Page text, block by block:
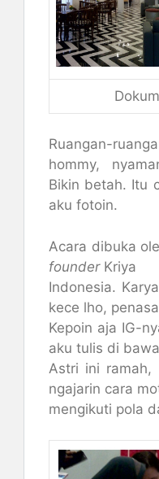
Ruangan-
hommy,
Bikin betah. Itu
aku fotoin.
Acara dibuka
founder Kriya
Indonesia.
kece lho,
Kepoin aja IG-
aku tulis di
Astri ini
ngajarin cara
mengikuti pola